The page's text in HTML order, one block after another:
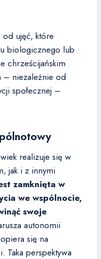
od ujęć, które
biologicznego lub
chrześcijańskim
– niezależnie od
społecznej –
realizuje się w
jak i z innymi
zamknięta w
we wspólnocie,
swoje
autonomii
się na
Taka perspektywa